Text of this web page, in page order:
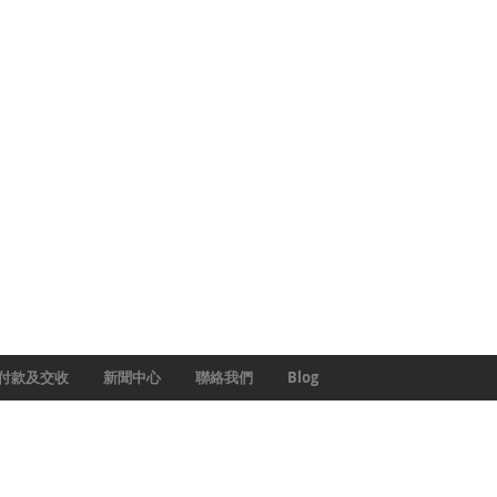
款及交收 新聞中心 聯絡我們 Blog